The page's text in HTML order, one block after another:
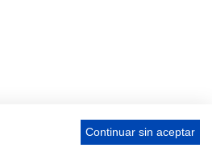
Continuar sin aceptar